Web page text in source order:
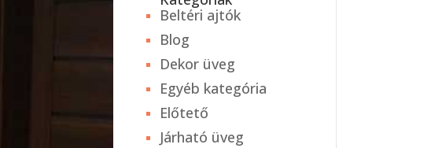
Beltéri ajtók
Blog
Dekor üveg
Egyéb kategória
Előtető
Járható üveg